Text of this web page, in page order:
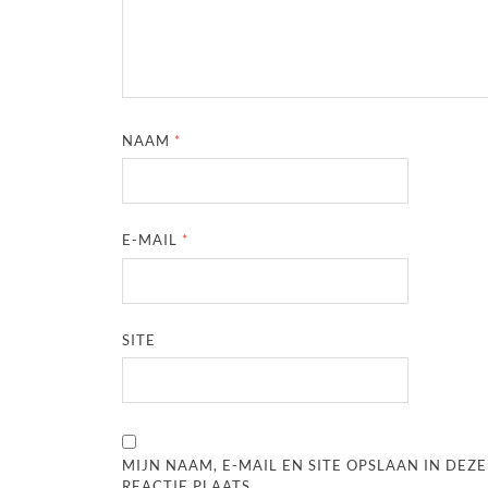
NAAM *
E-MAIL *
SITE
MIJN NAAM, E-MAIL EN SITE OPSLAAN IN